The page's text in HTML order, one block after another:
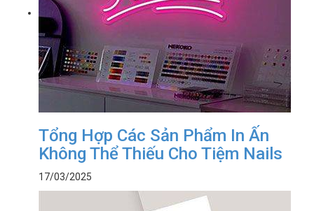
Tổng Hợp Các Sản Phẩm In Ấn
Không Thể Thiếu Cho Tiệm Nails
17/03/2025